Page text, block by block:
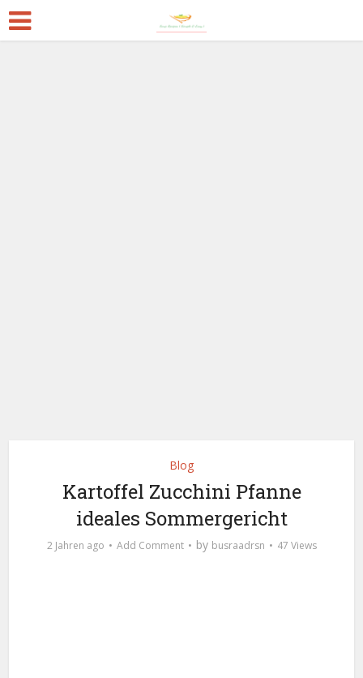
Blog
Kartoffel Zucchini Pfanne
ideales Sommergericht
2 Jahren ago Add Comment by busraadrsn 47 Views